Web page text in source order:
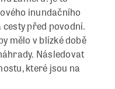
inundačního
před povodní.
mělo v blízké době
Následovat
které jsou na